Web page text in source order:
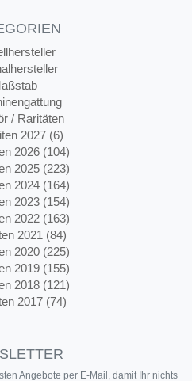
/ Raritäten
2027 (6)
2026 (104)
2025 (223)
2024 (164)
2023 (154)
2022 (163)
2021 (84)
2020 (225)
2019 (155)
2018 (121)
2017 (74)
Angebote per E-Mail, damit Ihr nichts